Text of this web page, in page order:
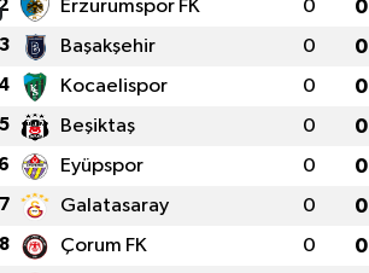
Erzurumspor FK 0 0
3 Başakşehir 0 0
Kocaelispor 0 0
5 Beşiktaş 0 0
Eyüpspor 0 0
7 Galatasaray 0 0
8 Çorum FK 0 0